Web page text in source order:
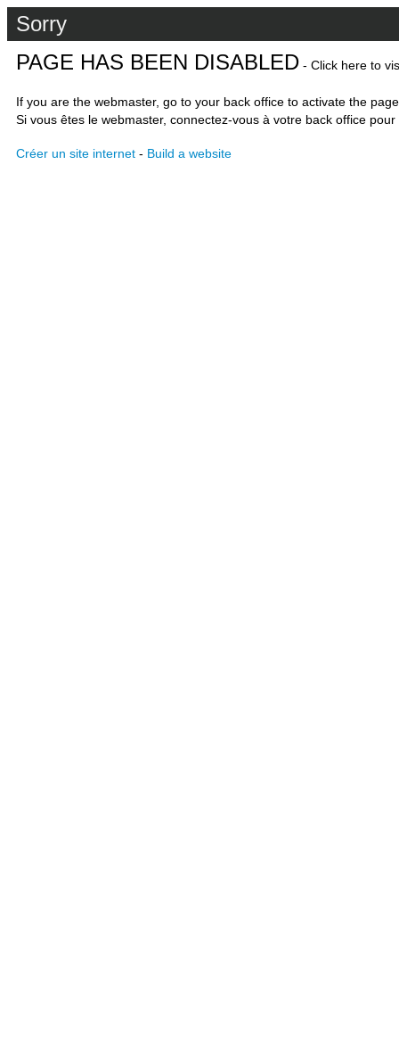
Sorry
PAGE HAS BEEN DISABLED - Click here to
If you are the webmaster, go to your back office to activate the
Si vous êtes le webmaster, connectez-vous à votre back office
Créer un site internet - Build a website